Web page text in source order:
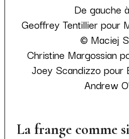
De gauche
Geoffrey Tentillier pour
© Maciej
Christine Margossian
Joey Scandizzo pour
Andrew
La frange comme